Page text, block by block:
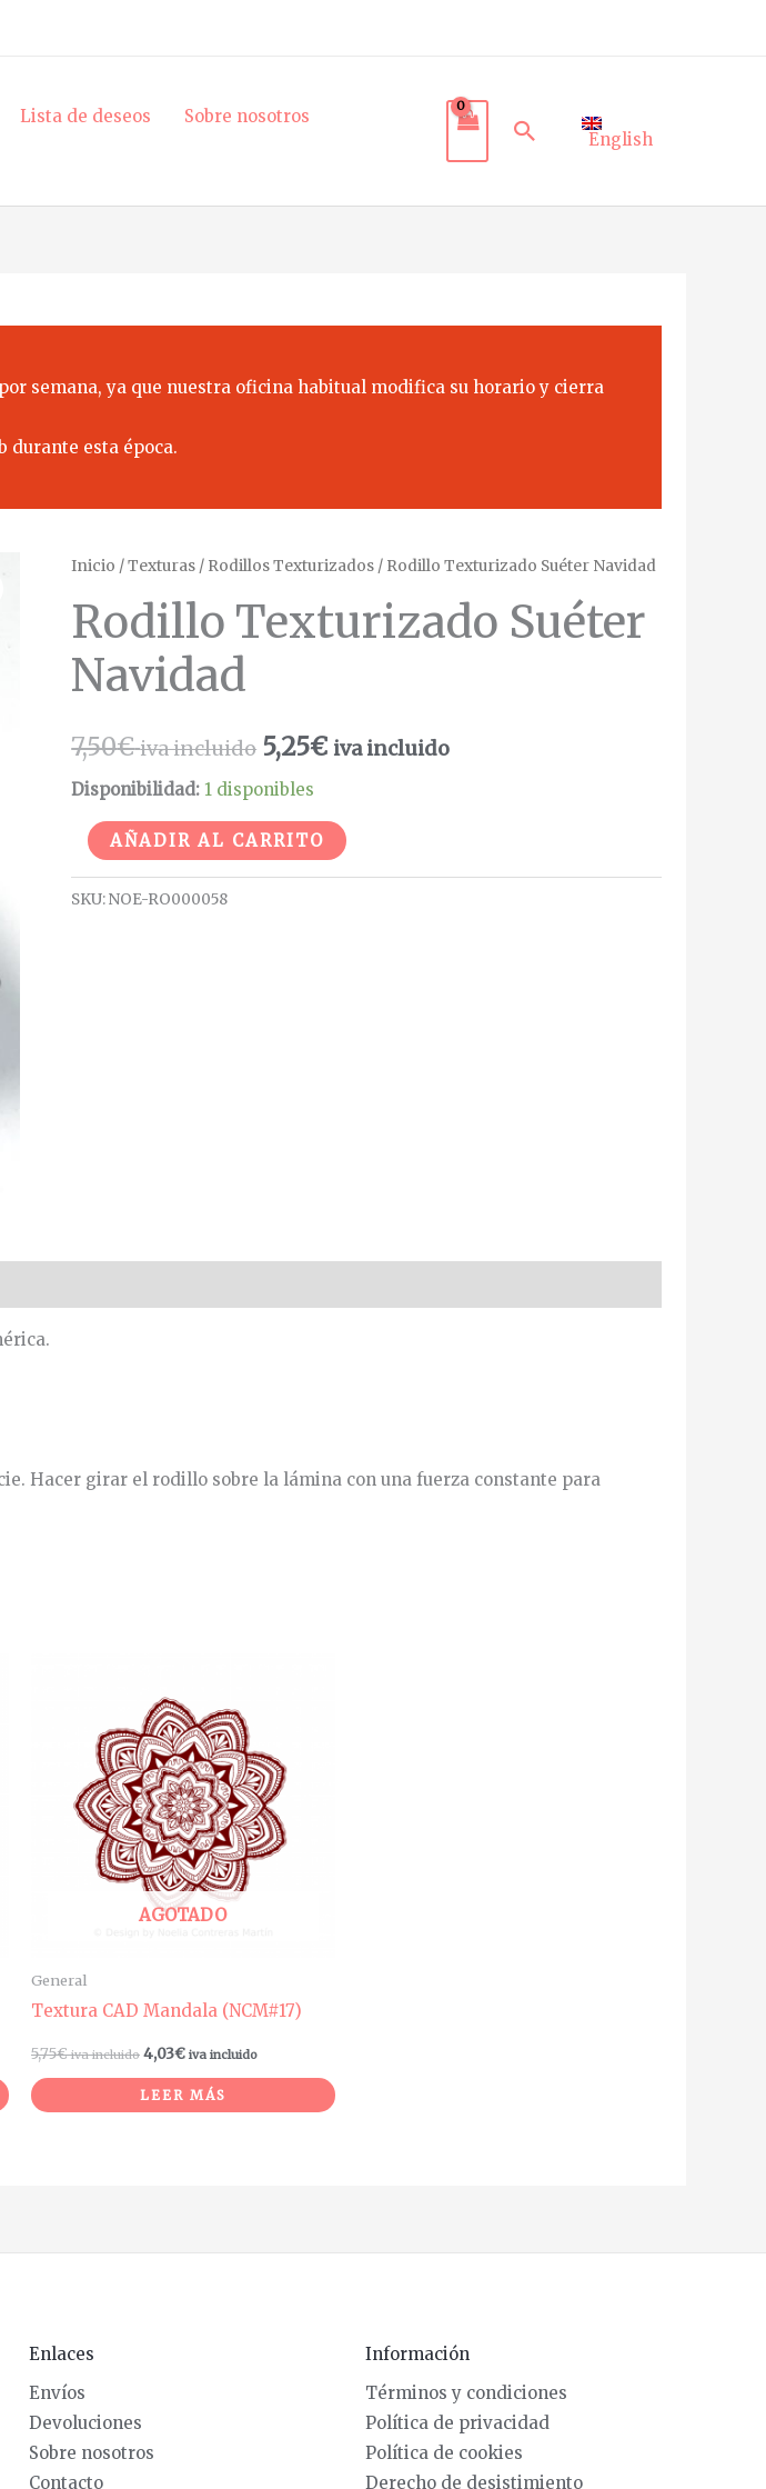
Lista de deseos
Sobre nosotros
BuscarEnglish
semana, ya que nuestra oficina habitual modifica su horario y cierra
durante esta época.
Inicio /Texturas / Rodillos Texturizados / Rodillo Texturizado Suéter Navidad
Rodillo Texturizado Suéter
Navidad
7,50€ iva incluido 5,25€ iva incluido
Disponibilidad: 1 disponibles
Rodillo
Texturizado
Suéter
Navidad
cantidad
AÑADIR AL CARRITO
SKU:NOE-RO000058
Hacer girar el rodillo sobre la lámina con una fuerza constante para
AGOTADO
General
Textura CAD Mandala (NCM#17)
5,75€ iva incluido 4,03€ iva incluido
LEER MÁS
Enlaces
Envíos
Devoluciones
Sobre nosotros
Contacto
Información
Términos y condiciones
Política de privacidad
Política de cookies
Derecho de desistimiento